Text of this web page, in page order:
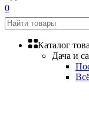
0
Каталог
Дача и